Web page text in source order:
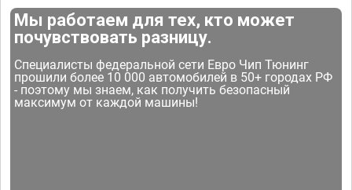
Мы работаем для тех, кто может
почувствовать разницу.
Специалисты федеральной сети Евро Чип Тюнинг
прошили более 10 000 автомобилей в 50+ городах РФ
- поэтому мы знаем, как получить безопасный
максимум от каждой машины!